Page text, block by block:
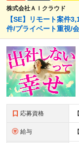
株式会社ＡＩクラウド
【SE】リモート案件
件/プライベート重視/
応募資格
給与